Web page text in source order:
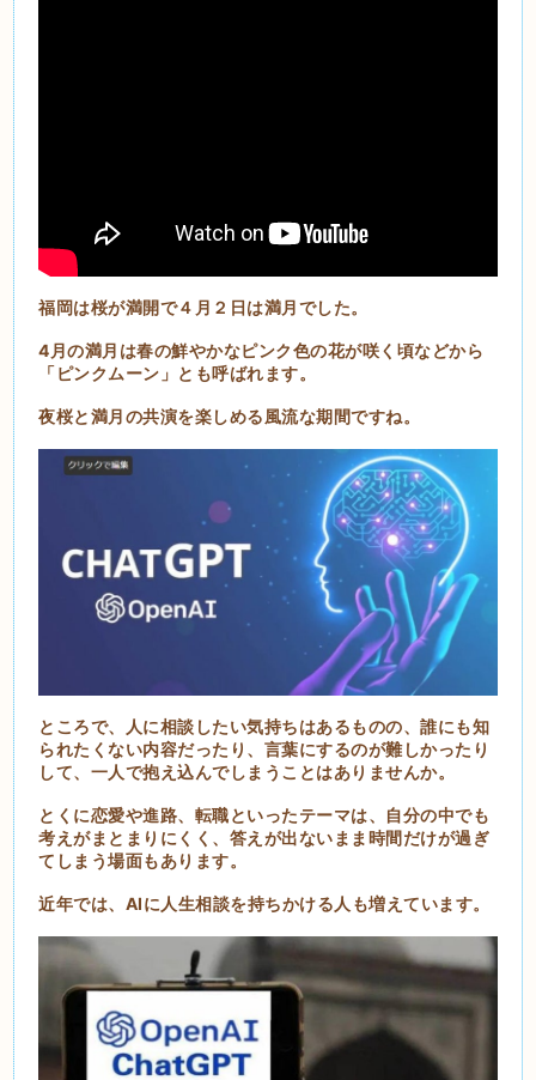
福岡は桜が満開で４月２日は満月でした。
4月の満月は春の鮮やかなピンク色の花が咲く頃などから
「ピンクムーン」とも呼ばれます。
夜桜と満月の共演を楽しめる風流な期間ですね。
ところで、人に相談したい気持ちはあるものの、誰にも知
られたくない内容だったり、言葉にするのが難しかったり
して、一人で抱え込んでしまうことはありませんか。
とくに恋愛や進路、転職といったテーマは、自分の中でも
考えがまとまりにくく、答えが出ないまま時間だけが過ぎ
てしまう場面もあります。
近年では、AIに人生相談を持ちかける人も増えています。